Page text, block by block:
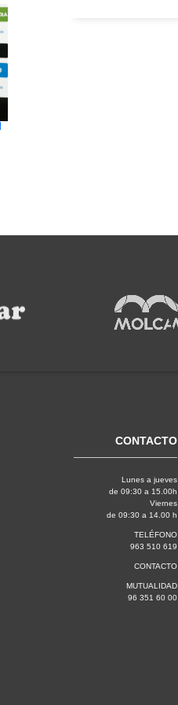
CONTACTO
Lunes a jueves
de 09:30 a 15.00h
Viernes
de 09:30 a 14.00 h
TELÉFONO
963 510 619
CONTACTO
MUTUALIDAD
96 351 60 00